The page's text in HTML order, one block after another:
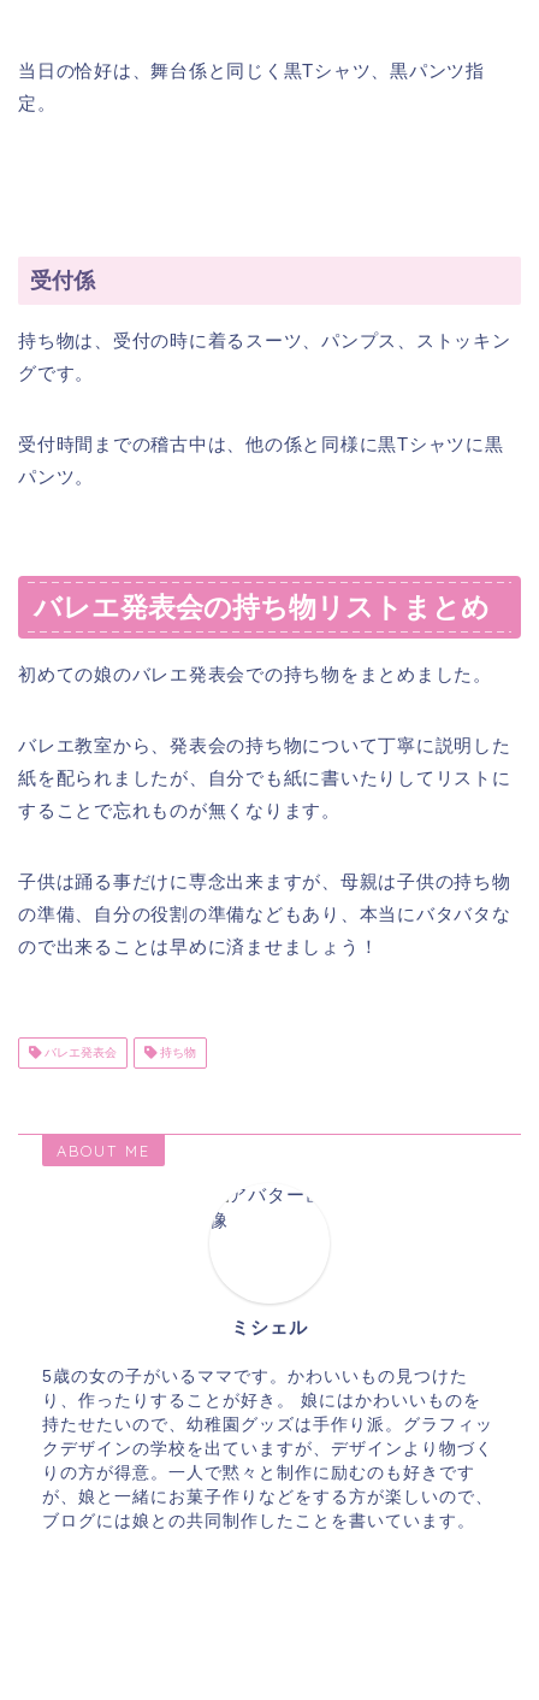
当日の恰好は、舞台係と同じく黒Tシャツ、黒パンツ指
定。
受付係
持ち物は、受付の時に着るスーツ、パンプス、ストッキン
グです。
受付時間までの稽古中は、他の係と同様に黒Tシャツに黒
パンツ。
バレエ発表会の持ち物リストまとめ
初めての娘のバレエ発表会での持ち物をまとめました。
バレエ教室から、発表会の持ち物について丁寧に説明した
紙を配られましたが、自分でも紙に書いたりしてリストに
することで忘れものが無くなります。
子供は踊る事だけに専念出来ますが、母親は子供の持ち物
の準備、自分の役割の準備などもあり、本当にバタバタな
ので出来ることは早めに済ませましょう！
バレエ発表会 持ち物
ABOUT ME
ミシェル
5歳の女の子がいるママです。かわいいもの見つけた
り、作ったりすることが好き。 娘にはかわいいものを
持たせたいので、幼稚園グッズは手作り派。グラフィッ
クデザインの学校を出ていますが、デザインより物づく
りの方が得意。一人で黙々と制作に励むのも好きです
が、娘と一緒にお菓子作りなどをする方が楽しいので、
ブログには娘との共同制作したことを書いています。